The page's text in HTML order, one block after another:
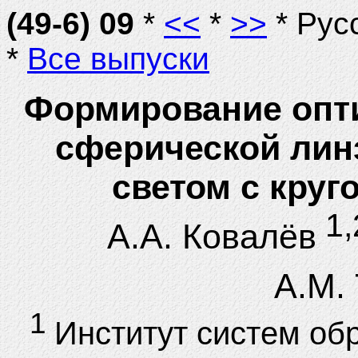
(49-6) 09*<< * >>*
*Все выпуски
Формирование
сферической
светом с
А.А. Ковалёв
А.М.
1Институт систем